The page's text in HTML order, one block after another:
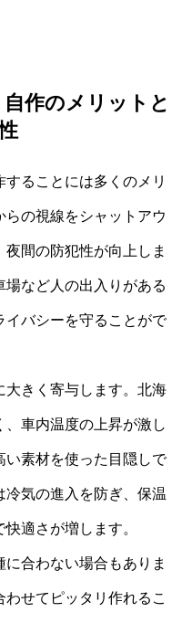
作のメリットと
ることには多くのメリ
らの視線をシャットアウ
夜間の防犯性が向上しま
など人の出入りがある
イバシーを守ることがで
大きく寄与します。北海
車内温度の上昇が激し
い素材を使った目隠しで
冷気の進入を防ぎ、保温
適さが増します。
合わない場合もありま
せてピッタリ作れるこ